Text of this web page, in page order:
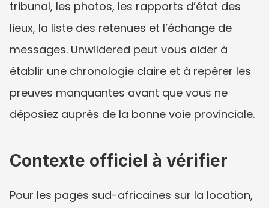
tribunal, les photos, les rapports d’état des
lieux, la liste des retenues et l’échange de
messages. Unwildered peut vous aider à
établir une chronologie claire et à repérer les
preuves manquantes avant que vous ne
déposiez auprès de la bonne voie provinciale.
Contexte officiel à vérifier
Pour les pages sud-africaines sur la location,